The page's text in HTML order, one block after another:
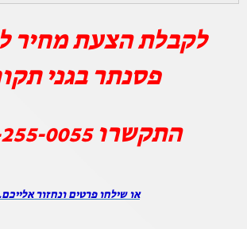
לקבלת הצעת מחיר
פסנתר בגני
התקשרו0055
או שילחו פרטים ונחזור אלייכם.